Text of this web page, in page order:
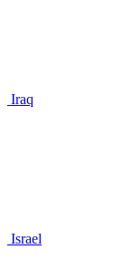
Iraq
Israel